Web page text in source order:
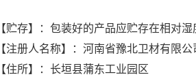
【贮存】：包装好的产品应贮存在相对
【注册人名称】：河南省豫北卫材有限公
【住所】：长垣县蒲东工业园区